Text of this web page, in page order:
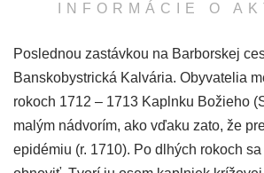
INFORMÁCIE O
Poslednou zastávkou na Barborskej
Banskobystrická Kalvária. Obyvatelia
rokoch 1712 – 1713 Kaplnku Božieho
malým nádvorím, ako vďaku zato, že
epidémiu (r. 1710). Po dlhých rokoch